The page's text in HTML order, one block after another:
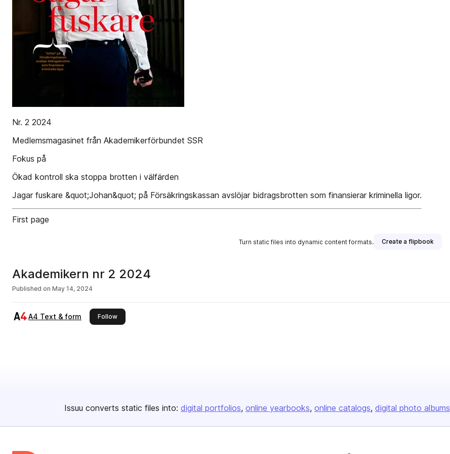
Nr. 2 2024
Medlemsmagasinet från Akademikerförbundet SSR
Fokus på
Ökad kontroll ska stoppa brotten i välfärden
Jagar fuskare &quot;Johan&quot; på Försäkringskassan avslöjar bidragsbrotten som finansierar kriminella ligor.
First page
Turn static files into dynamic content formats. Create a flipbook
Akademikern nr 2 2024
Published on May 14, 2024
A4 Text & form Followthis publisher
Issuu converts static files into: digital portfolios online yearbooks online catalogs digital photo albums